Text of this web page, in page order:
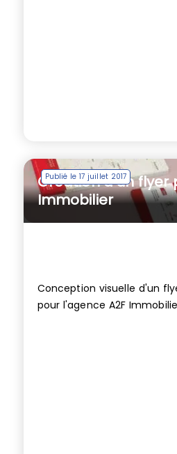
Publié le 17 juillet 2017
Création d’un flyer
Immobilier
Conception visuelle d'un
pour l'agence A2F